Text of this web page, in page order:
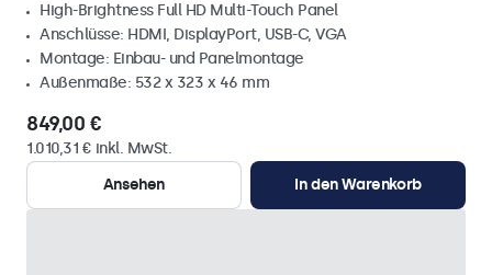
High-Brightness Full HD Multi-Touch Panel
Anschlüsse: HDMI, DisplayPort, USB-C, VGA
Montage: Einbau- und Panelmontage
Außenmaße: 532 x 323 x 46 mm
849,00 €
1.010,31 € inkl. MwSt.
Ansehen
In den Warenkorb